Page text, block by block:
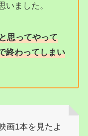
いました。
思ってやって
終わってしまい
画1本を見たよ